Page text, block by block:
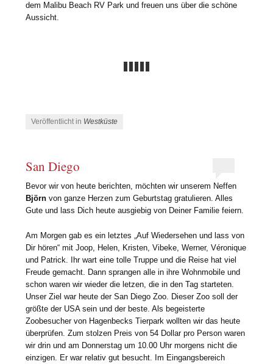
dem Malibu Beach RV Park und freuen uns über die schöne
Aussicht.
Veröffentlicht in Westküste
San Diego
Bevor wir von heute berichten, möchten wir unserem Neffen
Björn von ganze Herzen zum Geburtstag gratulieren. Alles
Gute und lass Dich heute ausgiebig von Deiner Familie feiern.
Am Morgen gab es ein letztes „Auf Wiedersehen und lass von
Dir hören“ mit Joop, Helen, Kristen, Vibeke, Werner, Véronique
und Patrick. Ihr wart eine tolle Truppe und die Reise hat viel
Freude gemacht. Dann sprangen alle in ihre Wohnmobile und
schon waren wir wieder die letzen, die in den Tag starteten.
Unser Ziel war heute der San Diego Zoo. Dieser Zoo soll der
größte der USA sein und der beste. Als begeisterte
Zoobesucher von Hagenbecks Tierpark wollten wir das heute
überprüfen. Zum stolzen Preis von 54 Dollar pro Person waren
wir drin und am Donnerstag um 10.00 Uhr morgens nicht die
einzigen. Er war relativ gut besucht. Im Eingangsbereich